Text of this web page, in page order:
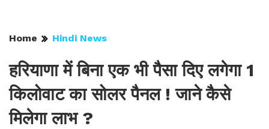
Home Hindi News
हरियाणा में बिना एक भी पैसा दिए लगेगा 1
किलोवाट का सोलर पैनल ! जाने कैसे
मिलेगा लाभ ?